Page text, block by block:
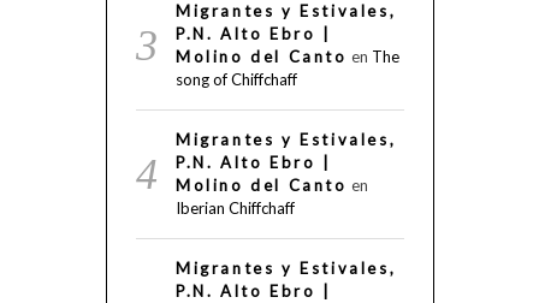
Migrantes y Estivales,
P.N. Alto Ebro |
Molino del Canto en The
song of Chiffchaff
Migrantes y Estivales,
P.N. Alto Ebro |
Molino del Canto en
Iberian Chiffchaff
Migrantes y Estivales,
P.N. Alto Ebro |